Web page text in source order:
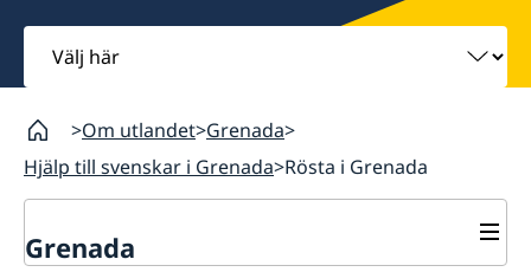
Välj
här
Om utlandet Grenada
Hjälp till svenskar i Grenada Rösta i Grenada
Grenada